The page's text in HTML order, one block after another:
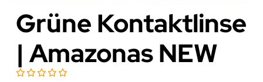
Grüne Kontaktlinse
| Amazonas NEW